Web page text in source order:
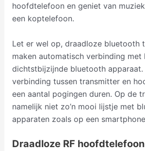
hoofdtelefoon en geniet van
een koptelefoon.
Let er wel op, draadloze bluetooth
maken automatisch verbinding met
dichtstbijzijnde bluetooth apparaat.
verbinding tussen transmitter en
een aantal pogingen duren. Op de
namelijk niet zo’n mooi lijstje met
apparaten zoals op een
Draadloze RF